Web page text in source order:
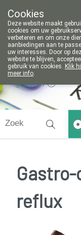
gesloten
reflux
Cookies
Deze website maakt
cookies om uw
verbeteren en om onze
aanbiedingen aan te
uw interesses. Door op
website te blijven,
gebruik van cookies. Klik
meer info.